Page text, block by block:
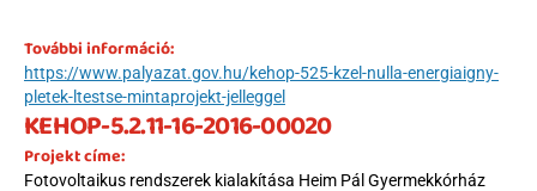
További információ:
https://www.palyazat.gov.hu/kehop-525-kzel-nulla-energiaigny-
pletek-ltestse-mintaprojekt-jelleggel
KEHOP-5.2.11-16-2016-00020
Projekt címe:
Fotovoltaikus rendszerek kialakítása Heim Pál Gyermekkórház